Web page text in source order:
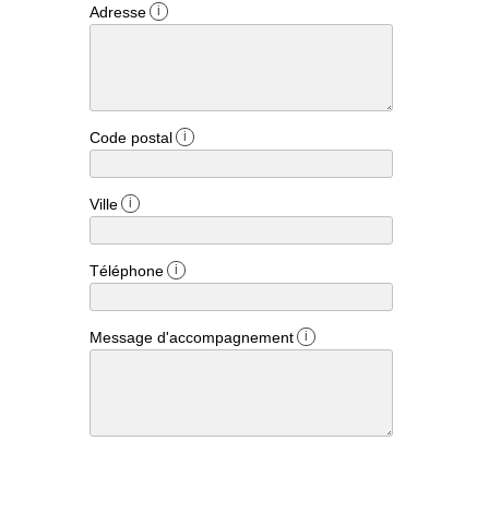
Adresse i
Code postal i
Ville i
Téléphone i
Message d'accompagnement i